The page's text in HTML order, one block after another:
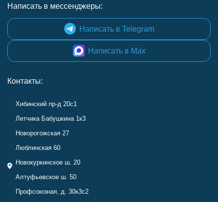
Написать в мессенджеры:
Написать в Telegram
Написать в Max
Контакты:
Хибинский пр-д 20с1
Летчика Бабушкина 1к3
Новорогожская 27
Люблинская 60
Новокуркинское ш. 20
Алтуфьевское ш. 50
Профсоюзная, д. 30к3с2